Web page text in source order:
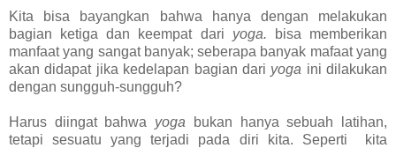
Kita bisa bayangkan bahwa hanya dengan melakukan
bagian ketiga dan keempat dari yoga.
bisa memberikan
manfaat yang sangat banyak; seberapa banyak mafaat yang
akan didapat jika kedelapan bagian dari yoga ini dilakukan
dengan sungguh-sungguh?
Harus diingat bahwa yoga bukan hanya sebuah latihan,
tetapi sesuatu yang terjadi pada diri kita. Seperti kita